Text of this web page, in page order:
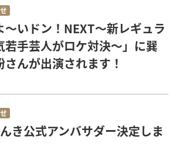
～いドン！NEXT～新レギュラ
若手芸人がロケ対決～」に巽
さんが出演されます！
き公式アンバサダー決定しま